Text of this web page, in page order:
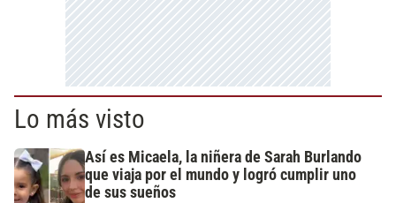
Lo más visto
Así es Micaela, la niñera de Sarah Burlando
que viaja por el mundo y logró cumplir uno
de sus sueños